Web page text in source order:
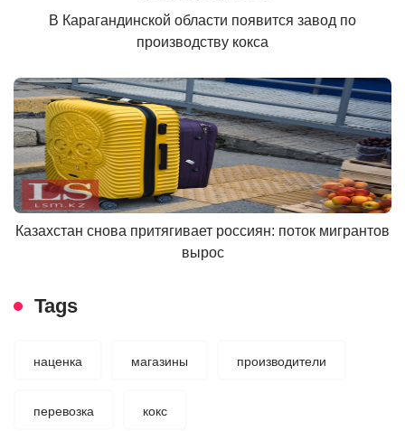
В Карагандинской области появится завод по
производству кокса
Казахстан снова притягивает россиян: поток мигрантов
вырос
Tags
наценка магазины производители
перевозка кокс